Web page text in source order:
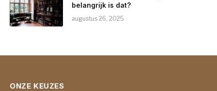
belangrijk is dat?
augustus 26, 2025
ONZE KEUZES